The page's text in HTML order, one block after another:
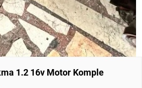
1.2 16v Motor Komple